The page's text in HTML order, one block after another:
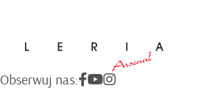
Obserwuj nas: